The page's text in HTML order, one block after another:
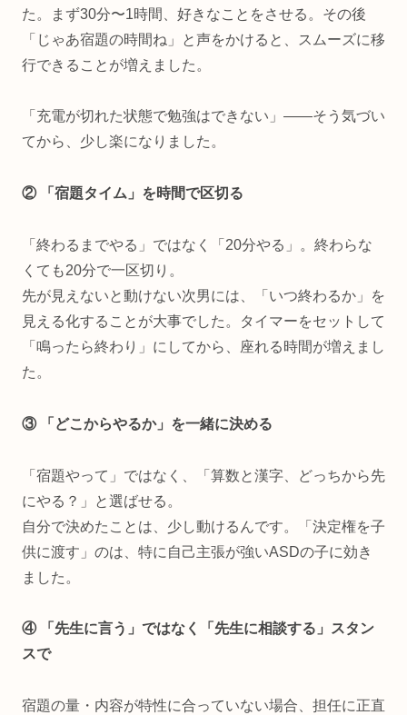
た。まず30分〜1時間、好きなことをさせる。その後
「じゃあ宿題の時間ね」と声をかけると、スムーズに移
行できることが増えました。
「充電が切れた状態で勉強はできない」——そう気づい
てから、少し楽になりました。
② 「宿題タイム」を時間で区切る
「終わるまでやる」ではなく「20分やる」。終わらな
くても20分で一区切り。
先が見えないと動けない次男には、「いつ終わるか」を
見える化することが大事でした。タイマーをセットして
「鳴ったら終わり」にしてから、座れる時間が増えまし
た。
③ 「どこからやるか」を一緒に決める
「宿題やって」ではなく、「算数と漢字、どっちから先
にやる？」と選ばせる。
自分で決めたことは、少し動けるんです。「決定権を子
供に渡す」のは、特に自己主張が強いASDの子に効き
ました。
④ 「先生に言う」ではなく「先生に相談する」スタン
スで
宿題の量・内容が特性に合っていない場合、担任に正直